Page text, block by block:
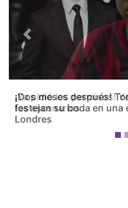
¡Dos meses después!
festejan su boda en una
Londres
Previous